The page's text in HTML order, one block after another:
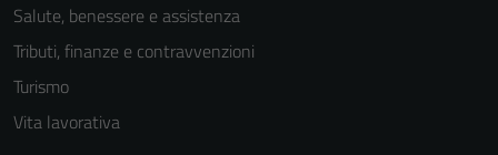
Salute, benessere e assistenza
Tributi, finanze e contravvenzioni
Turismo
Vita lavorativa